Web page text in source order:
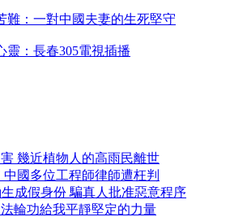
難：一對中國夫妻的生死堅守
靈：長春305電視插播
幾近植物人的高雨民離世
國多位工程師律師遭枉判
成假身份 騙真人批准惡意程序
輪功給我平靜堅定的力量